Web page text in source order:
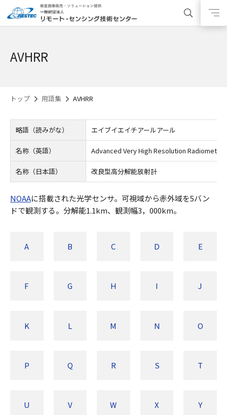
AVHRR
トップ 用語集 AVHRR
略語（読みがな） エイブイエイチアールアール
名称（英語） Advanced Very High Resolution Radiometer
名称（日本語） 改良型高分解能放射計
NOAAに搭載された光学センサ。可視域から赤外域を5バン
ドで観測する。分解能1.1km、観測幅3，000km。
A B C D E
F G H I J
K L M N O
P Q R S T
U V W X Y